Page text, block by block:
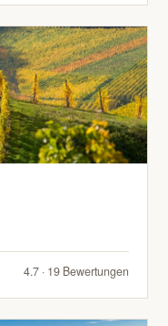
4.7 · 19 Bewertungen